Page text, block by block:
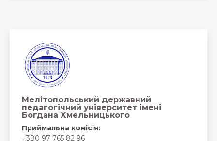
Мелітопольський державний
педагогічний університет імені
Богдана Хмельницького
Приймальна комісія:
+380 97 765 82 96